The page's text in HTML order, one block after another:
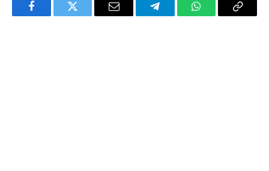
FacebookTwitter Email TelegramWhatsAppCopy